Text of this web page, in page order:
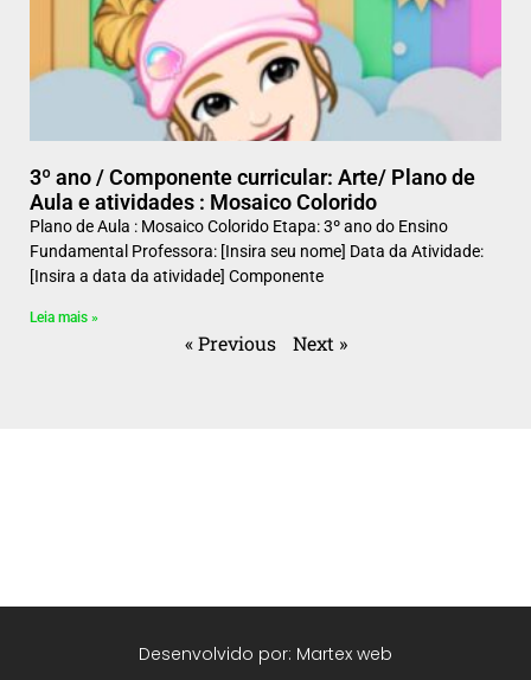
3º ano / Componente curricular: Arte/ Plano de
Aula e atividades : Mosaico Colorido
Plano de Aula : Mosaico Colorido Etapa: 3º ano do Ensino
Fundamental Professora: [Insira seu nome] Data da Atividade:
[Insira a data da atividade] Componente
Leia mais »
« Previous Next »
Desenvolvido por: Martex web